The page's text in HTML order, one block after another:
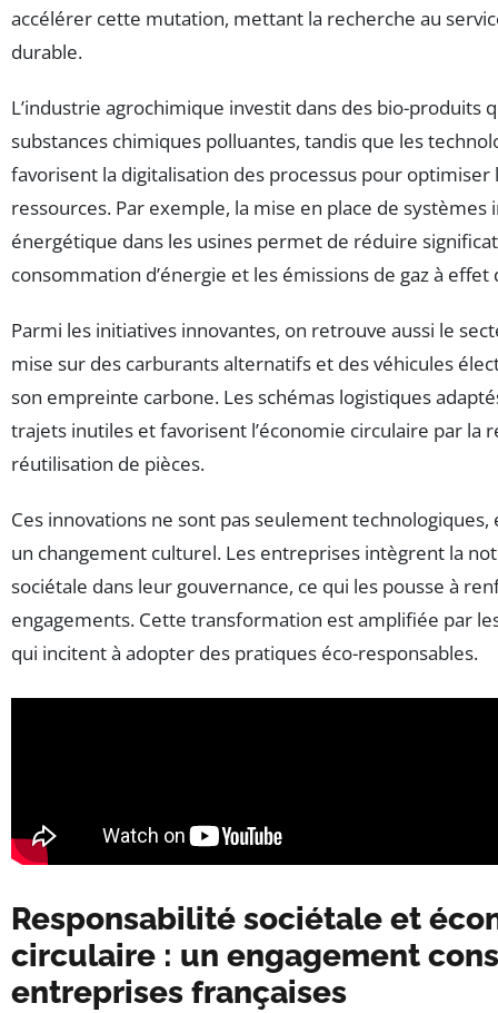
accélérer cette mutation, mettant la recherche au
durable.
L’industrie agrochimique investit dans des bio-produits
substances chimiques polluantes, tandis que les
favorisent la digitalisation des processus pour optimiser
ressources. Par exemple, la mise en place de
énergétique dans les usines permet de réduire
consommation d’énergie et les émissions de gaz à effet
Parmi les initiatives innovantes, on retrouve aussi le
mise sur des carburants alternatifs et des véhicules
son empreinte carbone. Les schémas logistiques
trajets inutiles et favorisent l’économie circulaire par la
réutilisation de pièces.
Ces innovations ne sont pas seulement
un changement culturel. Les entreprises intègrent la
sociétale dans leur gouvernance, ce qui les pousse à
engagements. Cette transformation est amplifiée par
qui incitent à adopter des pratiques éco-responsables.
Responsabilité sociétale et
circulaire : un engagement
entreprises françaises